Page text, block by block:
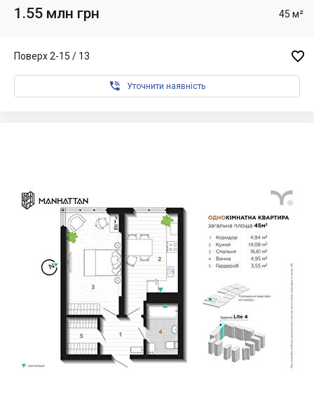
1.55 млн грн 45 м²
Поверх 2-15 / 13 
 Уточнити наявність